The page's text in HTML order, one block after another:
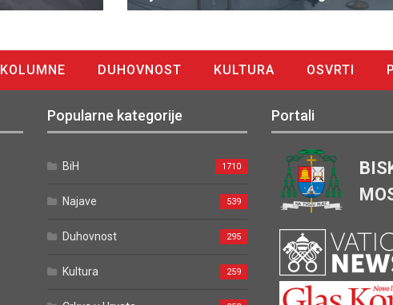
KOLUMNE DUHOVNOST KULTURA OSVRTI
Popularne kategorije
BiH 1710
Najave 539
Duhovnost 295
Kultura 259
Portali